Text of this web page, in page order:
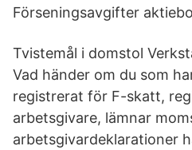
Förseningsavgifter
Tvistemål i domstol
Vad händer om du som
registrerat för F-skatt,
arbetsgivare, lämnar
arbetsgivardeklarationer